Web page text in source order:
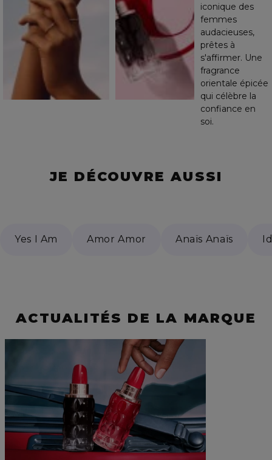
iconique des
femmes
audacieuses,
prêtes à
s'affirmer. Une
fragrance
orientale épicée
qui célèbre la
confiance en
soi.
JE DÉCOUVRE AUSSI
Yes I Am Amor Amor Anaïs Anaïs
ACTUALITÉS DE LA MARQUE